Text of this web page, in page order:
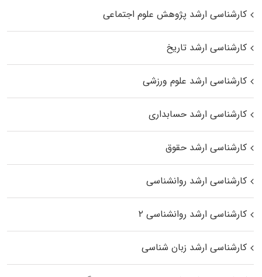
کارشناسی ارشد پژوهش علوم اجتماعی
کارشناسی ارشد تاریخ
کارشناسی ارشد علوم ورزشی
کارشناسی ارشد حسابداری
کارشناسی ارشد حقوق
کارشناسی ارشد روانشناسی
کارشناسی ارشد روانشناسی ۲
کارشناسی ارشد زبان شناسی